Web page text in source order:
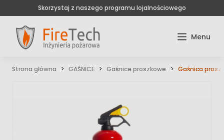
Skorzystaj z naszego programu lojalnościowego
Strona główna GAŚNICE Gaśnice proszkowe Gaśnica